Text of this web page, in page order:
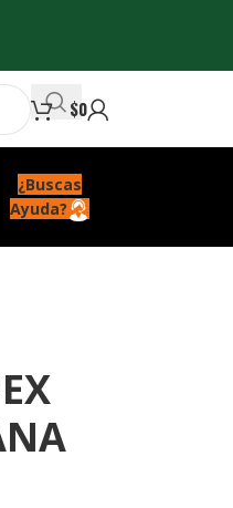
$0
¿Buscas
Ayuda?